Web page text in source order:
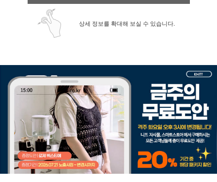
상세 정보를 확대해 보실 수 있습니다.